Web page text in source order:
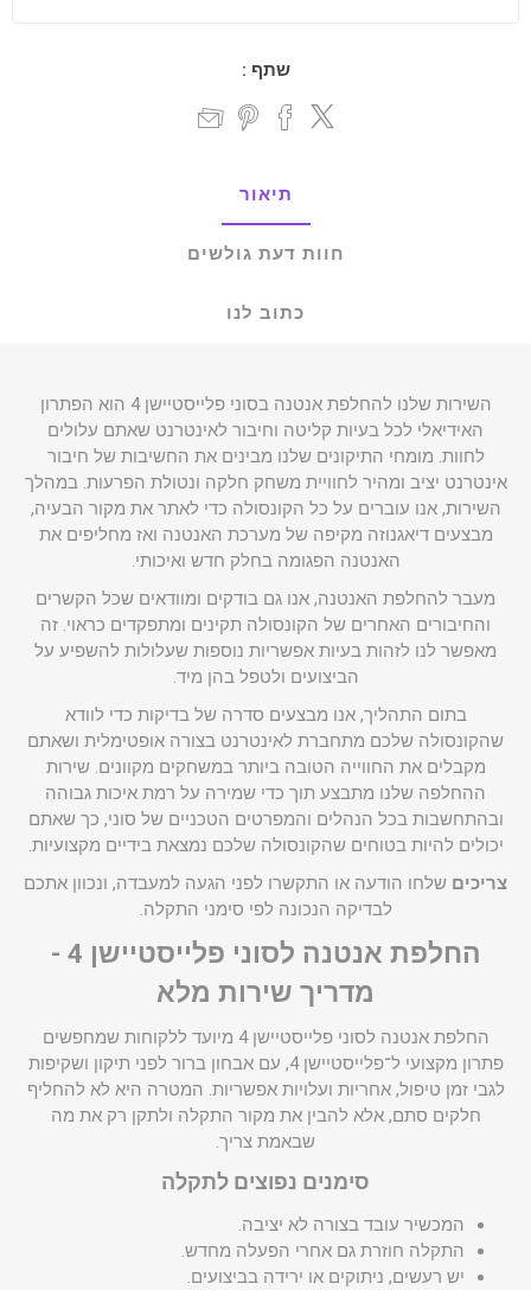
שתף :
תיאור
חוות דעת גולשים
כתוב לנו
השירות שלנו להחלפת אנטנה בסוני פלייסטיישן 4 הוא הפתרון
האידיאלי לכל בעיות קליטה וחיבור לאינטרנט שאתם עלולים
לחוות. מומחי התיקונים שלנו מבינים את החשיבות של חיבור
אינטרנט יציב ומהיר לחוויית משחק חלקה ונטולת הפרעות. במהלך
השירות, אנו עוברים על כל הקונסולה כדי לאתר את מקור הבעיה,
מבצעים דיאגנוזה מקיפה של מערכת האנטנה ואז מחליפים את
האנטנה הפגומה בחלק חדש ואיכותי.
מעבר להחלפת האנטנה, אנו גם בודקים ומוודאים שכל הקשרים
והחיבורים האחרים של הקונסולה תקינים ומתפקדים כראוי. זה
מאפשר לנו לזהות בעיות אפשריות נוספות שעלולות להשפיע על
הביצועים ולטפל בהן מיד.
בתום התהליך, אנו מבצעים סדרה של בדיקות כדי לוודא
שהקונסולה שלכם מתחברת לאינטרנט בצורה אופטימלית ושאתם
מקבלים את החווייה הטובה ביותר במשחקים מקוונים. שירות
ההחלפה שלנו מתבצע תוך כדי שמירה על רמת איכות גבוהה
ובהתחשבות בכל הנהלים והמפרטים הטכניים של סוני, כך שאתם
יכולים להיות בטוחים שהקונסולה שלכם נמצאת בידיים מקצועיות.
צריכים שלחו הודעה או התקשרו לפני הגעה למעבדה, ונכוון אתכם
לבדיקה הנכונה לפי סימני התקלה.
החלפת אנטנה לסוני פלייסטיישן 4 -
מדריך שירות מלא
החלפת אנטנה לסוני פלייסטיישן 4 מיועד ללקוחות שמחפשים
פתרון מקצועי ל־פלייסטיישן 4, עם אבחון ברור לפני תיקון ושקיפות
לגבי זמן טיפול, אחריות ועלויות אפשריות. המטרה היא לא להחליף
חלקים סתם, אלא להבין את מקור התקלה ולתקן רק את מה
שבאמת צריך.
סימנים נפוצים לתקלה
המכשיר עובד בצורה לא יציבה.
התקלה חוזרת גם אחרי הפעלה מחדש.
יש רעשים, ניתוקים או ירידה בביצועים.